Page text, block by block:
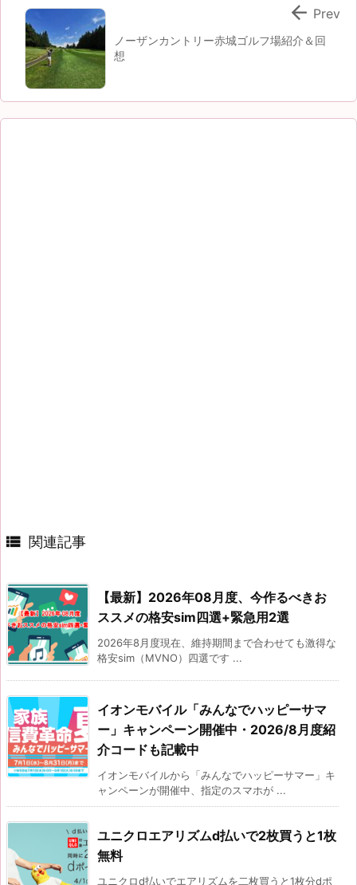
ノーザンカントリー赤城ゴルフ場紹介＆回
想
 Prev
 関連記事
【最新】2026年08月度、今作るべきお
ススメの格安sim四選+緊急用2選
2026年8月度現在、維持期間まで合わせても激得な
格安sim（MVNO）四選です ...
イオンモバイル「みんなでハッピーサマ
ー」キャンペーン開催中・2026/8月度紹
介コードも記載中
イオンモバイルから「みんなでハッピーサマー」キ
ャンペーンが開催中、指定のスマホが ...
ユニクロエアリズムd払いで2枚買うと1枚
無料
ユニクロd払いでエアリズムを二枚買うと1枚分dポ